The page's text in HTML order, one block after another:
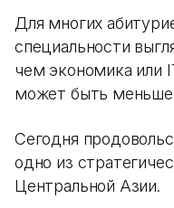
Для многих
специальности
чем экономика или
может быть меньше
Сегодня
одно из
Центральной Азии.